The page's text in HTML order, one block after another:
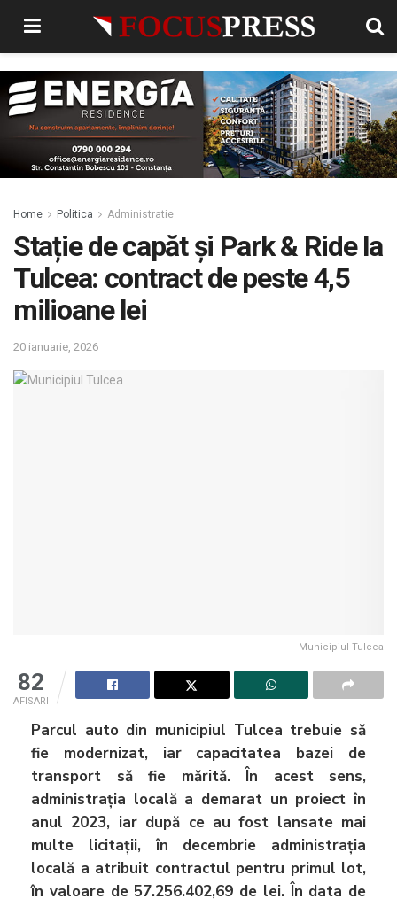
Home Politica Administratie
Stație de capăt și Park & Ride la
Tulcea: contract de peste 4,5
milioane lei
20 ianuarie, 2026
Municipiul Tulcea
82
AFISARI
Parcul auto din municipiul Tulcea trebuie să
fie modernizat, iar capacitatea bazei de
transport să fie mărită. În acest sens,
administrația locală a demarat un proiect în
anul 2023, iar după ce au fost lansate mai
multe licitații, în decembrie administrația
locală a atribuit contractul pentru primul lot,
în valoare de 57.256.402,69 de lei. În data de